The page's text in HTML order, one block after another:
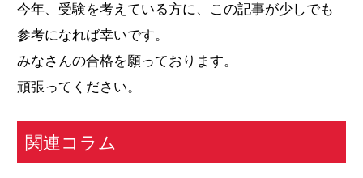
今年、受験を考えている方に、この記事が少しでも
参考になれば幸いです。
みなさんの合格を願っております。
頑張ってください。
関連コラム